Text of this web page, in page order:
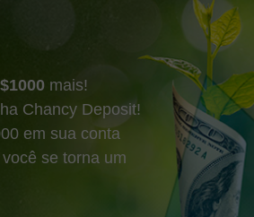
$1000 mais!
Chancy Deposit!
em sua conta
se torna um